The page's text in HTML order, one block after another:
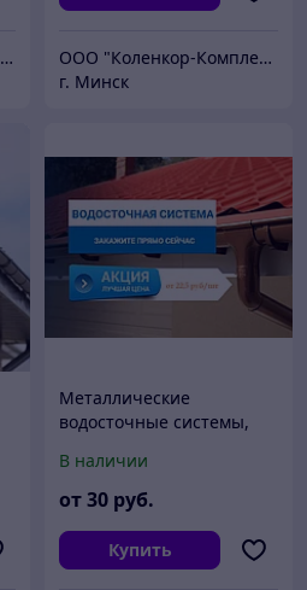
Строительные решения FERRUM BASI
ООО "Коленкор-Комплект"
г. Минск
Металлические
водосточные системы,
В наличии
от30 руб.
Купить